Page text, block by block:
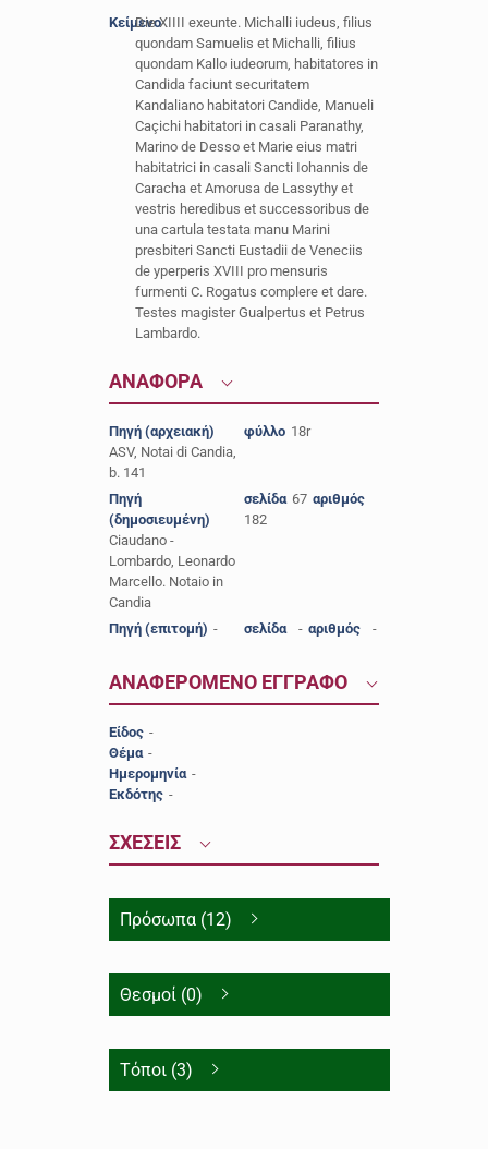
ΚείμενοDie XIIII exeunte. Michalli iudeus, filius
quondam Samuelis et Michalli, filius
quondam Kallo iudeorum, habitatores in
Candida faciunt securitatem
Kandaliano habitatori Candide, Manueli
Caçichi habitatori in casali Paranathy,
Marino de Desso et Marie eius matri
habitatrici in casali Sancti Iohannis de
Caracha et Amorusa de Lassythy et
vestris heredibus et successoribus de
una cartula testata manu Marini
presbiteri Sancti Eustadii de Veneciis
de yperperis XVIII pro mensuris
furmenti C. Rogatus complere et dare.
Testes magister Gualpertus et Petrus
Lambardo.
ΑΝΑΦΟΡΑ
Πηγή (αρχειακή)
ASV, Notai di Candia,
b. 141
φύλλο 18r
Πηγή
(δημοσιευμένη)
Ciaudano -
Lombardo, Leonardo
Marcello. Notaio in
Candia
σελίδα 67 αριθμός
182
Πηγή (επιτομή) - σελίδα - αριθμός -
ΑΝΑΦΕΡΟΜΕΝΟ ΕΓΓΡΑΦΟ
Είδος -
Θέμα -
Ημερομηνία -
Εκδότης -
ΣΧΕΣΕΙΣ
Πρόσωπα (12)
Θεσμοί (0)
Τόποι (3)